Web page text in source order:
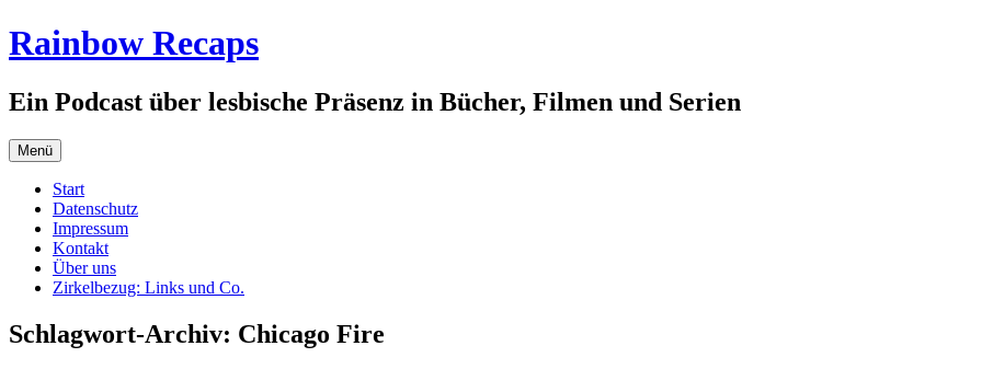
Zum
Inhalt
Rainbow Recaps
Ein Podcast über lesbische Präsenz in Bücher, Filmen und Serien
Menü
Start
Datenschutz
Impressum
Kontakt
Über uns
Zirkelbezug: Links und Co.
Schlagwort-Archiv: Chicago Fire